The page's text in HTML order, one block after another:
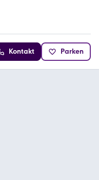
Kontakt Parken